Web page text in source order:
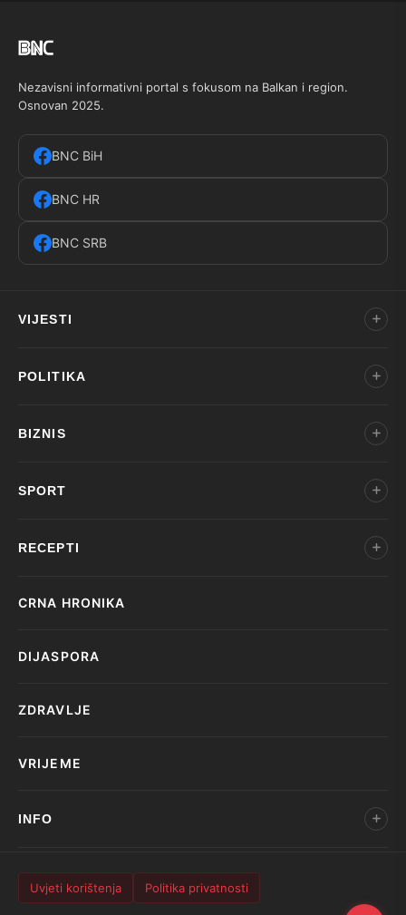
Nezavisni informativni portal s fokusom na Balkan i region.
Osnovan 2025.
BNC BiH
BNC HR
BNC SRB
VIJESTI
POLITIKA
BIZNIS
SPORT
RECEPTI
CRNA HRONIKA
DIJASPORA
ZDRAVLJE
VRIJEME
INFO
Uvjeti korištenja Politika privatnosti